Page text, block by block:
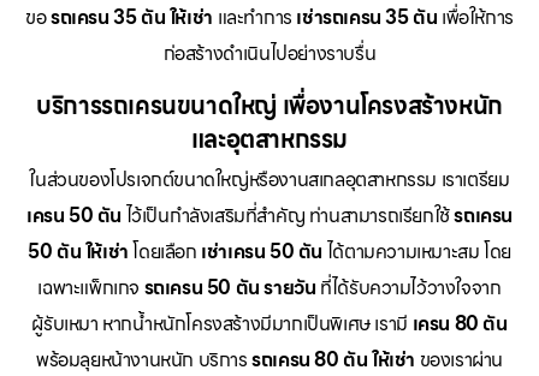
ขอรถเครน 35 ตัน ให้เช่า และทำการ เช่ารถเครน 35 ตัน เพื่อให้การ
ก่อสร้างดำเนินไปอย่างราบรื่น
บริการรถเครนขนาดใหญ่ เพื่องานโครงสร้างหนัก
และอุตสาหกรรม
ในส่วนของโปรเจกต์ขนาดใหญ่หรืองานสเกลอุตสาหกรรม เราเตรียม
เครน 50 ตัน ไว้เป็นกำลังเสริมที่สำคัญ ท่านสามารถเรียกใช้รถเครน
50 ตัน ให้เช่าโดยเลือก เช่าเครน 50 ตัน ได้ตามความเหมาะสม โดย
เฉพาะแพ็กเกจ รถเครน 50 ตัน รายวัน ที่ได้รับความไว้วางใจจาก
ผู้รับเหมา หากน้ำหนักโครงสร้างมีมากเป็นพิเศษ เรามี เครน 80 ตัน
พร้อมลุยหน้างานหนัก บริการรถเครน 80 ตัน ให้เช่า ของเราผ่าน